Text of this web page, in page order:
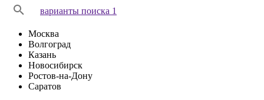
варианты поиска 1
Москва
Волгоград
Казань
Новосибирск
Ростов-на-Дону
Саратов